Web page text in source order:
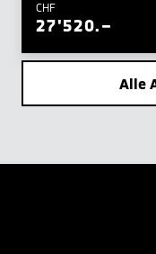
CHF
27'520.–
Alle